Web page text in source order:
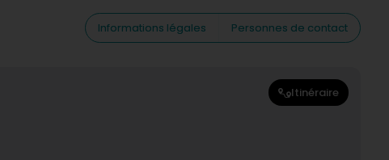
Informations légales
Personnes de contact
Itinéraire